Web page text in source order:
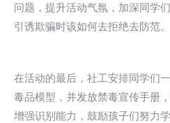
问题，提升活动气氛，加深同学
引诱欺骗时该如何去拒绝去防范。
在活动的最后，社工安排同学们
毒品模型，并发放禁毒宣传手册
增强识别能力，鼓励孩子们努力